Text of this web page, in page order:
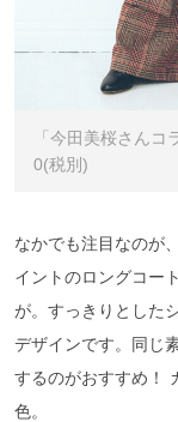
「今田美桜さん
0(税別)
なかでも注目なのが
イントのロングコー
が。すっきりとした
デザインです。同じ
するのがおすすめ！
色。